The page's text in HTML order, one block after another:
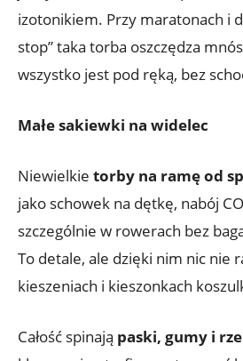
izotonikiem. Przy maratonach i
stop” taka torba oszczędza
wszystko jest pod ręką, bez
Małe sakiewki na widelec
Niewielkie torby na ramę od
jako schowek na dętkę, nabój
szczególnie w rowerach bez
To detale, ale dzięki nim nic nie
kieszeniach i kieszonkach
Całość spinają paski, gumy i